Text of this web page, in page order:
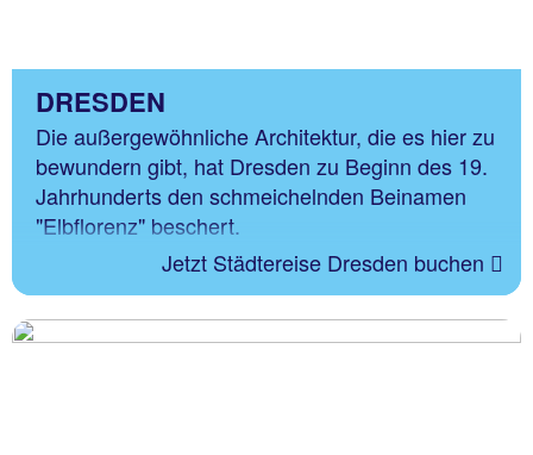
DRESDEN
Die außergewöhnliche Architektur, die es hier zu
bewundern gibt, hat Dresden zu Beginn des 19.
Jahrhunderts den schmeichelnden Beinamen
"Elbflorenz" beschert.
Jetzt Städtereise Dresden buchen